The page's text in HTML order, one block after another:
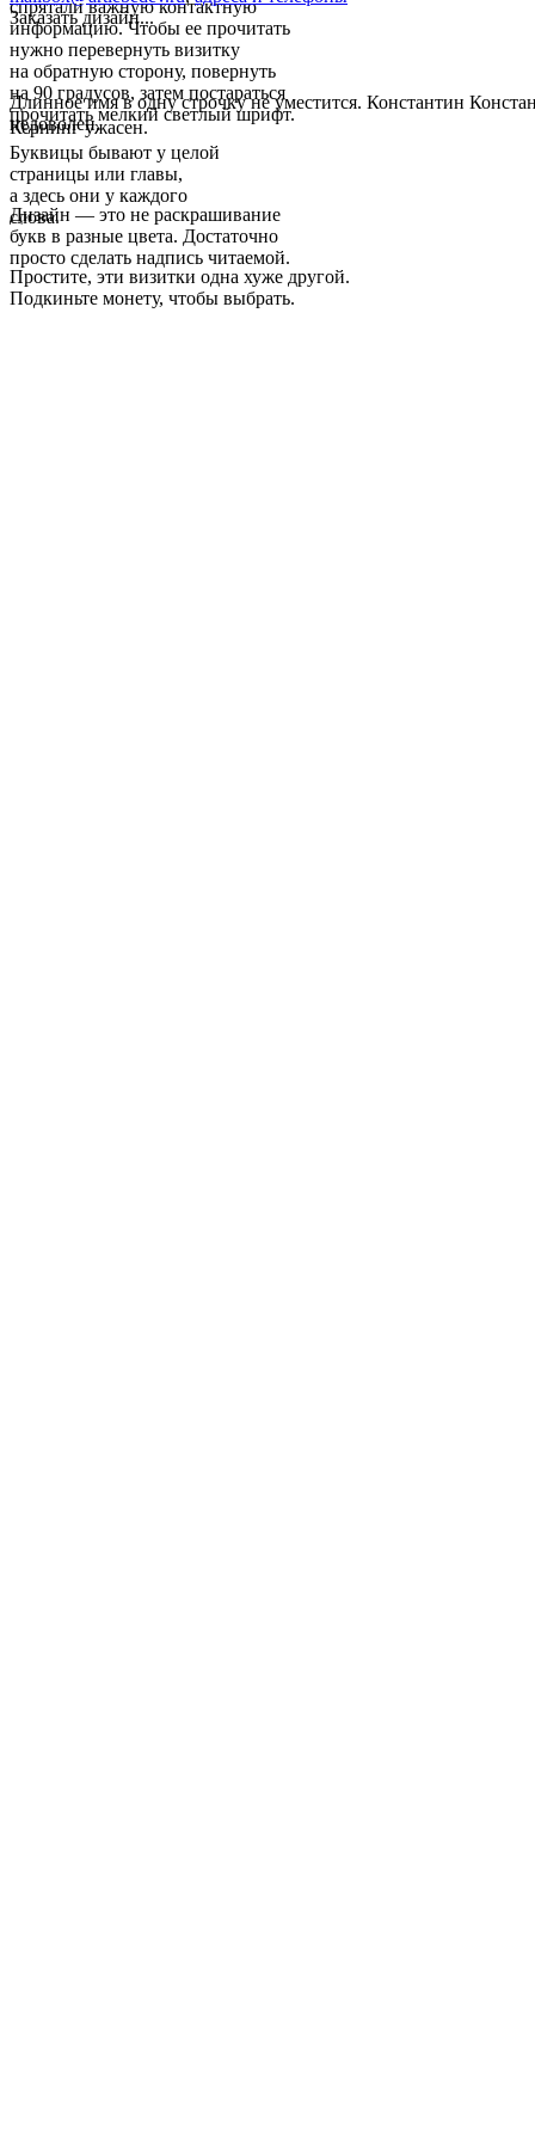
спрятали важную контактную
информацию. Чтобы ее прочитать
нужно перевернуть визитку
на обратную сторону, повернуть
на 90 градусов, затем постараться
прочитать мелкий светлый шрифт.
Длинное имя в одну строчку не уместится. Константин
недоволен.
Кернинг ужасен.
Буквицы бывают у целой
страницы или главы,
а здесь они у каждого
слова.
Дизайн — это не раскрашивание
букв в разные цвета. Достаточно
просто сделать надпись читаемой.
Простите, эти визитки одна хуже другой.
Подкиньте монету, чтобы выбрать.
Заказать дизайн...